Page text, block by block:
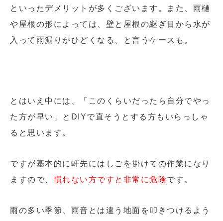
といったデメリットが多くございます。また、雨樋
や屋根の形によっては、壁と屋根の継ぎ目から水が
入って雨漏りがひどくなる、と言うケースも。
とはいえ中には、「このくらいだったら自分でやっ
た方が早い」とDIYで直そうとする方もいらっしゃ
ると思います。
ですが基本的に軒先にはしごを掛けての作業になり
ますので、慣れない方ですと非常に危険です。
雨の多い季節、雨音とは違う地面を叩きつけるよう